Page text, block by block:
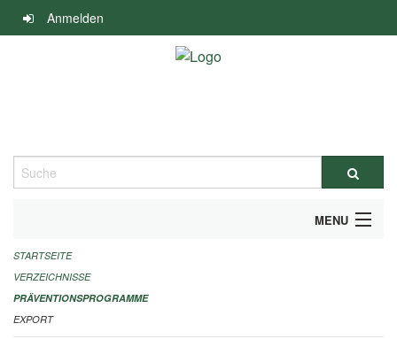
Navigation
überspringen
Anmelden
Suche
MENU
DURCHFÜHRUNG UND FINANZIERUNG
IMPRESSUM
STARTSEITE
VERZEICHNISSE
PRÄVENTIONSPROGRAMME
EXPORT